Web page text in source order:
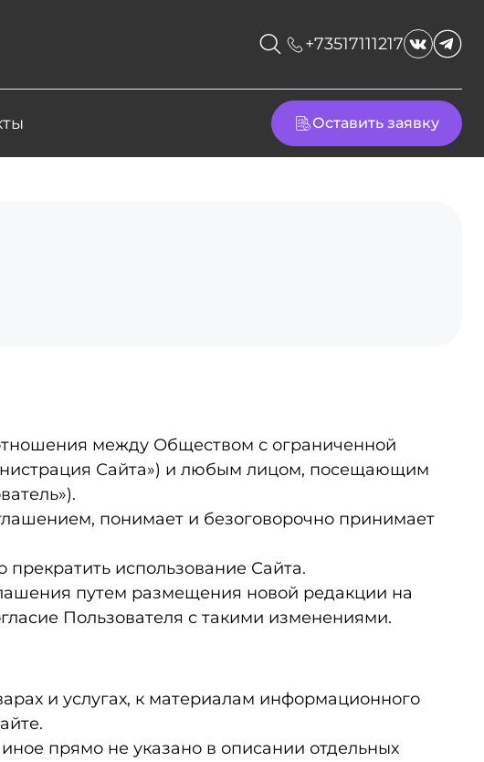
+73517111217
Оставить заявку
между Обществом с ограниченной
Сайта») и любым лицом, посещающим
понимает и безоговорочно принимает
использование Сайта.
путем размещения новой редакции на
Пользователя с такими изменениями.
и услугах, к материалам информационного
прямо не указано в описании отдельных